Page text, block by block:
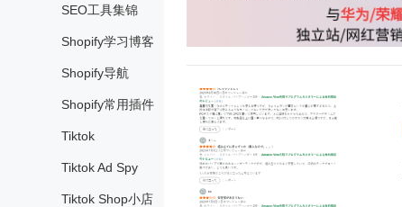
SEO工具集锦
Shopify学习博客
Shopify导航
Shopify常用插件
Tiktok
Tiktok Ad Spy
Tiktok Shop小店